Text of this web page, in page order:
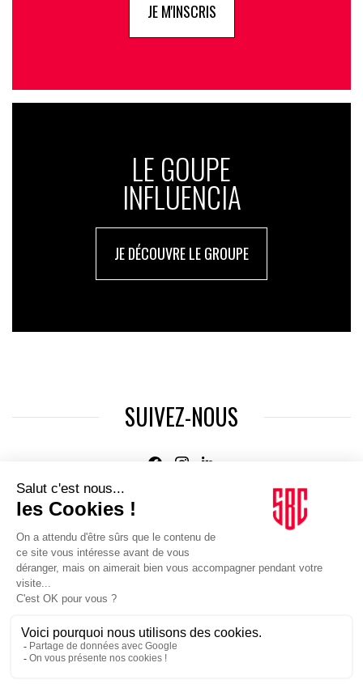
JE M'INSCRIS
LE GOUPE
INFLUENCIA
JE DÉCOUVRE LE GROUPE
SUIVEZ-NOUS
Agence web:Novius